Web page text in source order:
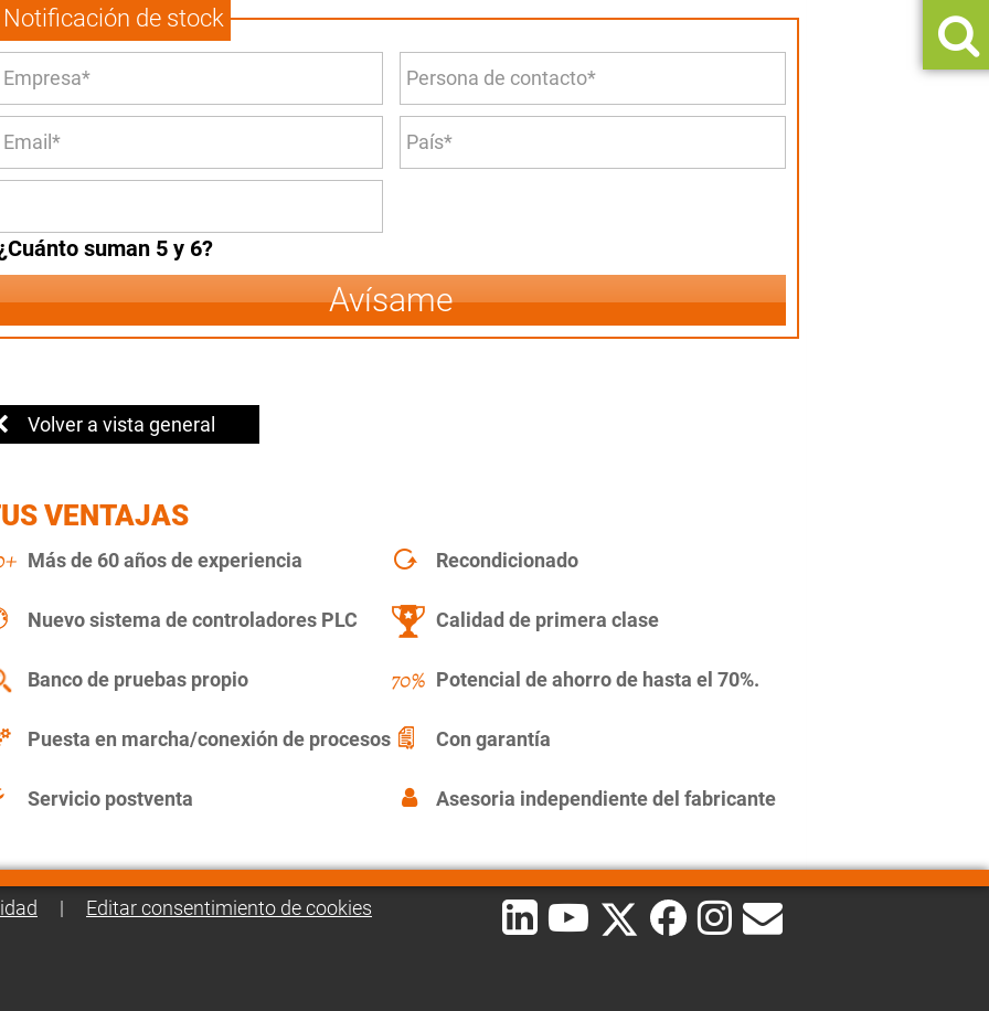
Notificación de stock
suman 5 y 6?
Avísame
Volver a vista general
VENTAJAS
Más de 60 años de experiencia Recondicionado
Nuevo sistema de controladores PLC Calidad de primera clase
Banco de pruebas propio Potencial de ahorro de hasta el 70%.
Puesta en marcha/conexión de procesos Con garantía
Servicio postventa Asesoria independiente del fabricante
| Editar consentimiento de cookies